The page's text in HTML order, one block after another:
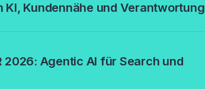
Kundennähe und Verantwortung
2026: Agentic AI für Search und